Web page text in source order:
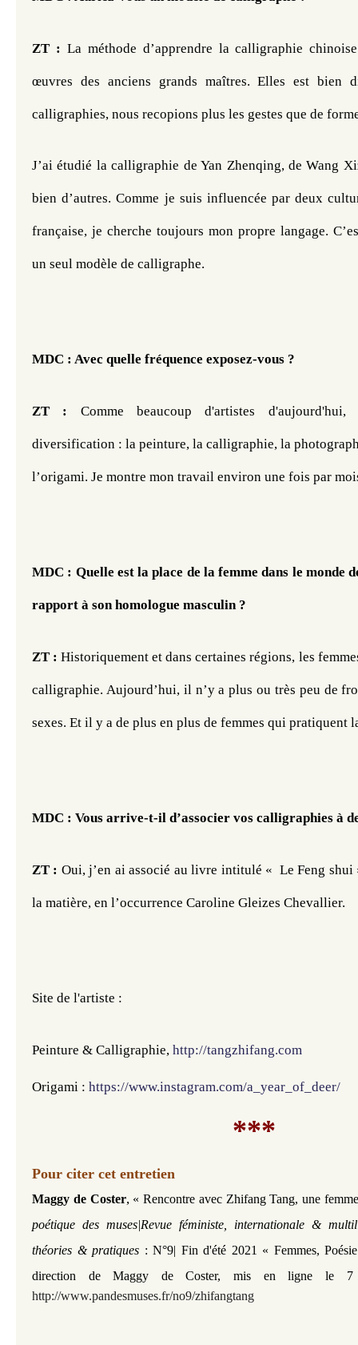
ZT : La méthode d’apprendre la calligraphie
œuvres des anciens grands maîtres. Elles est bien
calligraphies, nous recopions plus les gestes que de
J’ai étudié la calligraphie de Yan Zhenqing, de Wang
bien d’autres. Comme je suis influencée par deux
française, je cherche toujours mon propre langage.
un seul modèle de calligraphe.
MDC : Avec quelle fréquence exposez-vous ?
ZT : Comme beaucoup d'artistes
diversification : la peinture, la calligraphie, la
l’origami. Je montre mon travail environ une fois par
MDC : Quelle est la place de la femme dans le monde
rapport à son homologue masculin ?
ZT : Historiquement et dans certaines régions, les
calligraphie. Aujourd’hui, il n’y a plus ou très peu de
sexes. Et il y a de plus en plus de femmes qui pratiquent
MDC : Vous arrive-t-il d’associer vos calligraphies à
ZT : Oui, j’en ai associé au livre intitulé «  Le Feng shui
la matière, en l’occurrence Caroline Gleizes Chevallier.
Site de l'artiste :
Peinture & Calligraphie, http://tangzhifang.com
Origami : https://www.instagram.com/a_year_of_deer/
***
Pour citer cet entretien
Maggy de Coster, « Rencontre avec Zhifang Tang, une
poétique des muses|Revue féministe, internationale &
théories & pratiques : N°9| Fin d'été 2021 « Femmes,
direction de Maggy de Coster, mis en ligne le
http://www.pandesmuses.fr/no9/zhifangtang